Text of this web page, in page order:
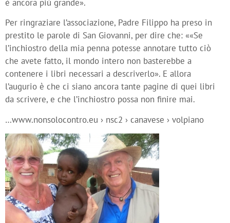
è ancora più grande».
Per ringraziare l’associazione, Padre Filippo ha preso in
prestito le parole di San Giovanni, per dire che: ««Se
l’inchiostro della mia penna potesse annotare tutto ciò
che avete fatto, il mondo intero non basterebbe a
contenere i libri necessari a descriverlo». E allora
l’augurio è che ci siano ancora tante pagine di quei libri
da scrivere, e che l’inchiostro possa non finire mai.
…www.nonsolocontro.eu › nsc2 › canavese › volpiano